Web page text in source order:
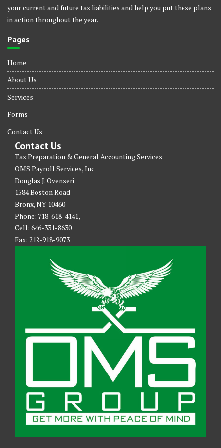
your current and future tax liabilities and help you put these plans
in action throughout the year.
Pages
Home
About Us
Services
Forms
Contact Us
Contact Us
Tax Preparation & General Accounting Services
OMS Payroll Services, Inc
Douglas J. Ovenseri
1584 Boston Road
Bronx, NY 10460
Phone: 718-618-4141,
Cell: 646-331-8630
Fax: 212-918-9073